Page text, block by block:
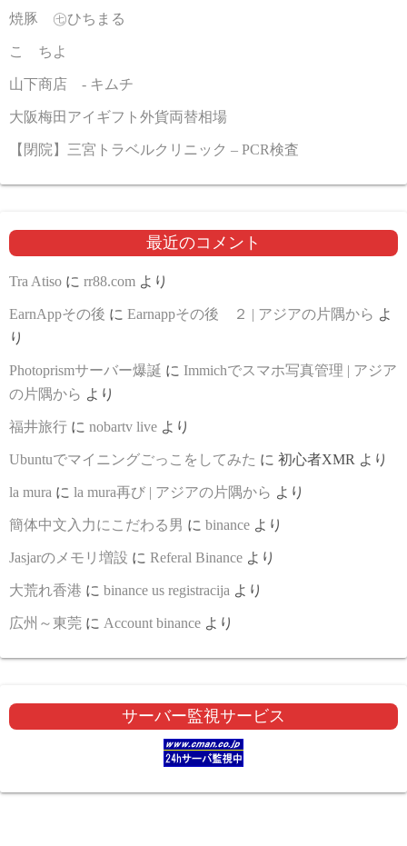
焼豚 ㊆ひちまる
こゝちよ
山下商店 - キムチ
大阪梅田アイギフト外貨両替相場
【閉院】三宮トラベルクリニック – PCR検査
最近のコメント
Tra Atiso に rr88.com より
EarnAppその後 に Earnappその後 ２ | アジアの片隅から よ
り
Photoprismサーバー爆誕 に Immichでスマホ写真管理 | アジア
の片隅から より
福井旅行 に nobartv live より
Ubuntuでマイニングごっこをしてみた に 初心者XMR より
la mura に la mura再び | アジアの片隅から より
簡体中文入力にこだわる男 に binance より
Jasjarのメモリ増設 に Referal Binance より
大荒れ香港 に binance us registracija より
広州～東莞 に Account binance より
サーバー監視サービス